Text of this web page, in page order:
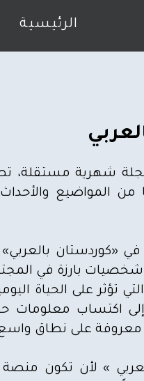
الرئيسية
شهرية مستقلة،
من المواضيع
«كوردستان
بارزة في
تؤثر على الحياة
اكتساب معلومات
معروفة على نطاق
» لأن تكون